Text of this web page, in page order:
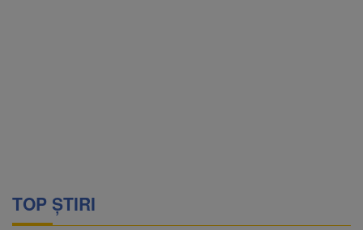
TOP ȘTIRI